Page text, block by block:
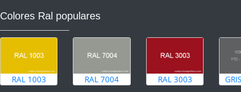
Colores Ral populares
RAL 1003 RAL 7004 RAL 3003